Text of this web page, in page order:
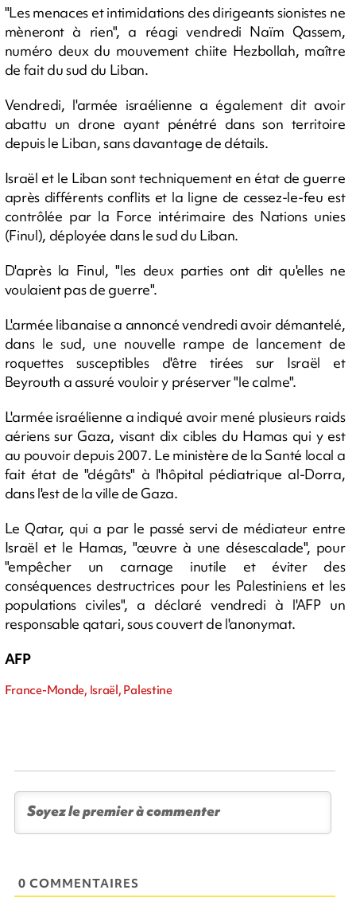
"Les menaces et intimidations des dirigeants sionistes ne
mèneront à rien", a réagi vendredi Naïm Qassem,
numéro deux du mouvement chiite Hezbollah, maître
de fait du sud du Liban.
Vendredi, l'armée israélienne a également dit avoir
abattu un drone ayant pénétré dans son territoire
depuis le Liban, sans davantage de détails.
Israël et le Liban sont techniquement en état de guerre
après différents conflits et la ligne de cessez-le-feu est
contrôlée par la Force intérimaire des Nations unies
(Finul), déployée dans le sud du Liban.
D'après la Finul, "les deux parties ont dit qu'elles ne
voulaient pas de guerre".
L'armée libanaise a annoncé vendredi avoir démantelé,
dans le sud, une nouvelle rampe de lancement de
roquettes susceptibles d'être tirées sur Israël et
Beyrouth a assuré vouloir y préserver "le calme".
L'armée israélienne a indiqué avoir mené plusieurs raids
aériens sur Gaza, visant dix cibles du Hamas qui y est
au pouvoir depuis 2007. Le ministère de la Santé local a
fait état de "dégâts" à l'hôpital pédiatrique al-Dorra,
dans l'est de la ville de Gaza.
Le Qatar, qui a par le passé servi de médiateur entre
Israël et le Hamas, "œuvre à une désescalade", pour
"empêcher un carnage inutile et éviter des
conséquences destructrices pour les Palestiniens et les
populations civiles", a déclaré vendredi à l'AFP un
responsable qatari, sous couvert de l'anonymat.
AFP
France-Monde, Israël, Palestine
0 COMMENTAIRES